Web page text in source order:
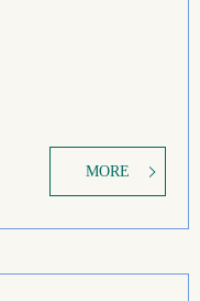
MORE